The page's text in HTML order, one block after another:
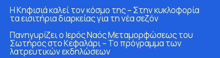
Η Κηφισιά καλεί τον κόσμο της – Στην κυκλοφορία
τα εισιτήρια διαρκείας για τη νέα σεζόν
Πανηγυρίζει ο Ιερός Ναός Μεταμορφώσεως του
Σωτήρος στο Κεφαλάρι – Το πρόγραμμα των
λατρευτικών εκδηλώσεων